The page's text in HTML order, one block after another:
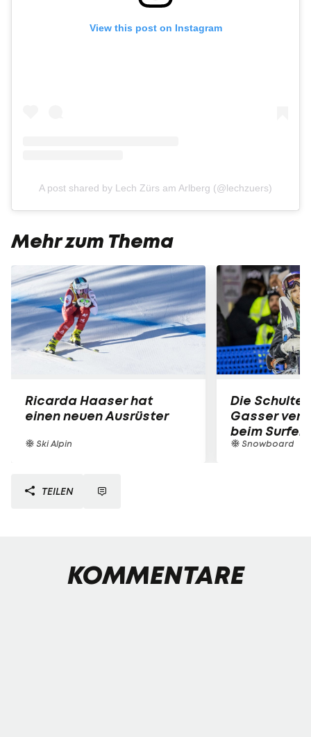
View this post on Instagram
A post shared by Lech Zürs am Arlberg (@lechzuers)
Mehr zum Thema
Ricarda Haaser hat
einen neuen Ausrüster
Ski Alpin
Die
Gasser
beim Surfen
Snowboard
TEILEN
KOMMENTARE